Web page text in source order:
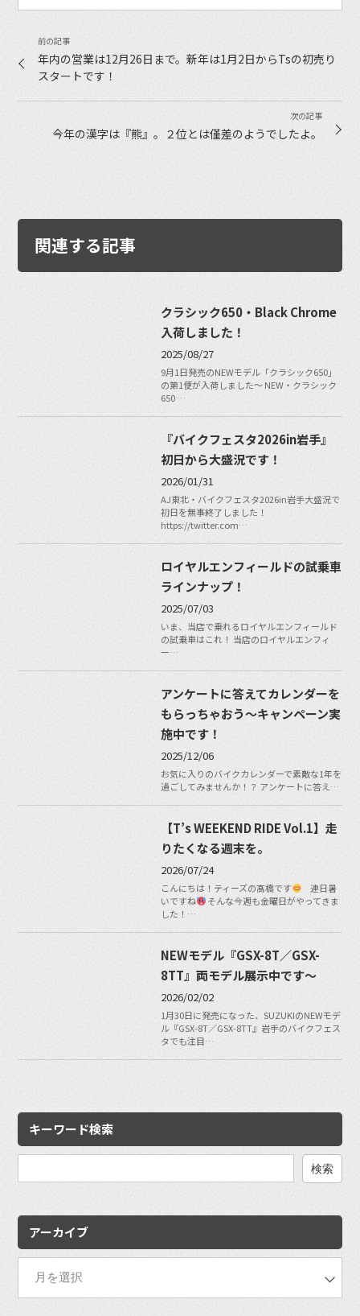
年内の営業は12月26日まで。新年は1月2日からTsの初売り
スタートです！
今年の漢字は『熊』。２位とは僅差のようでしたよ。
関連する記事
クラシック650・Black Chrome
入荷しました！
2025/08/27
9月1日発売のNEWモデル「クラシック650」
の第1便が入荷しました〜 NEW・クラシック
650 …
『バイクフェスタ2026in岩手』
初日から大盛況です！
2026/01/31
AJ東北・バイクフェスタ2026in岩手大盛況で
初日を無事終了しました！
https://twitter.com…
ロイヤルエンフィールドの試乗車
ラインナップ！
2025/07/03
いま、当店で乗れるロイヤルエンフィールド
の試乗車はこれ！ 当店のロイヤルエンフィ
ー…
アンケートに答えてカレンダーを
もらっちゃおう〜キャンペーン実
施中です！
2025/12/06
お気に入りのバイクカレンダーで素敵な1年を
過ごしてみませんか！？ アンケートに答え…
【T’s WEEKEND RIDE Vol.1】走
りたくなる週末を。
2026/07/24
こんにちは！ティーズの髙橋です
連日暑
いですね
そんな今週も金曜日がやってきま
した！…
NEWモデル『GSX-8T／GSX-
8TT』両モデル展示中です〜
2026/02/02
1月30日に発売になった、SUZUKIのNEWモデ
ル『GSX-8T／GSX-8TT』岩手のバイクフェス
タでも注目…
キーワード検索
アーカイブ